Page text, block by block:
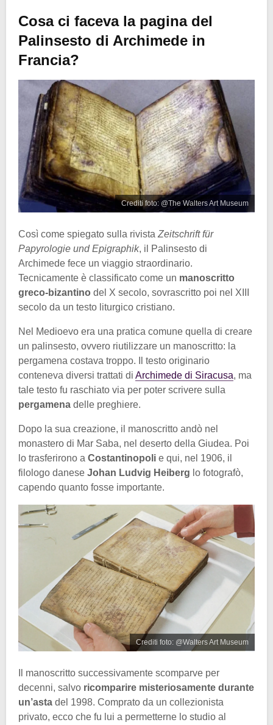
Cosa ci faceva la pagina del
Palinsesto di Archimede in
Francia?
Crediti foto: @The Walters Art Museum
Così come spiegato sulla rivista Zeitschrift für
Papyrologie und Epigraphik, il Palinsesto di
Archimede fece un viaggio straordinario.
Tecnicamente è classificato come un manoscritto
greco-bizantino del X secolo, sovrascritto poi nel XIII
secolo da un testo liturgico cristiano.
Nel Medioevo era una pratica comune quella di creare
un palinsesto, ovvero riutilizzare un manoscritto: la
pergamena costava troppo. Il testo originario
conteneva diversi trattati di Archimede di Siracusa, ma
tale testo fu raschiato via per poter scrivere sulla
pergamena delle preghiere.
Dopo la sua creazione, il manoscritto andò nel
monastero di Mar Saba, nel deserto della Giudea. Poi
lo trasferirono a Costantinopoli e qui, nel 1906, il
filologo danese Johan Ludvig Heiberg lo fotografò,
capendo quanto fosse importante.
Crediti foto: @Walters Art Museum
Il manoscritto successivamente scomparve per
decenni, salvo ricomparire misteriosamente durante
un’asta del 1998. Comprato da un collezionista
privato, ecco che fu lui a permetterne lo studio al